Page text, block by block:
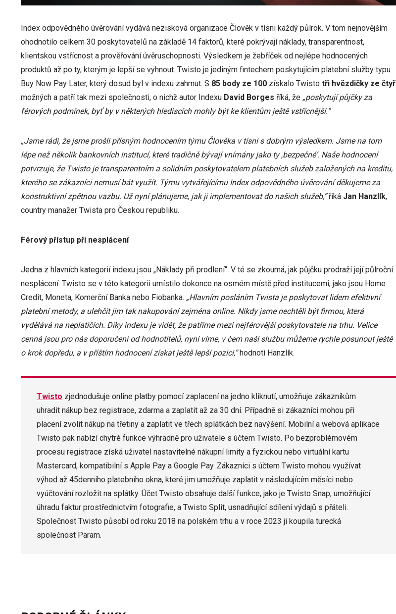
Index odpovědného úvěrování vydává nezisková organizace Člověk v tísni každý půlrok. V tom nejnovějším
ohodnotilo celkem 30 poskytovatelů na základě 14 faktorů, které pokrývají náklady, transparentnost,
klientskou vstřícnost a prověřování úvěruschopnosti. Výsledkem je žebříček od nejlépe hodnocených
produktů až po ty, kterým je lepší se vyhnout. Twisto je jediným fintechem poskytujícím platební služby typu
Buy Now Pay Later, který dosud byl v indexu zahrnut. S 85 body ze 100 získalo Twisto tři hvězdičky ze čtyř
možných a patří tak mezi společnosti, o nichž autor Indexu David Borges říká, že „poskytují půjčky za
férových podmínek, byť by v některých hlediscích mohly být ke klientům ještě vstřícnější.“
„Jsme rádi, že jsme prošli přísným hodnocením týmu Člověka v tísni s dobrým výsledkem. Jsme na tom
lépe než několik bankovních institucí, které tradičně bývají vnímány jako ty ‚bezpečné‘. Naše hodnocení
potvrzuje, že Twisto je transparentním a solidním poskytovatelem platebních služeb založených na kreditu,
kterého se zákazníci nemusí bát využít. Týmu vytvářejícímu Index odpovědného úvěrování děkujeme za
konstruktivní zpětnou vazbu. Už nyní plánujeme, jak ji implementovat do našich služeb,“říká Jan Hanzlík,
country manažer Twista pro Českou republiku.
Férový přístup při nesplácení
Jedna z hlavních kategorií indexu jsou „Náklady při prodlení“. V té se zkoumá, jak půjčku prodraží její půlroční
nesplácení. Twisto se v této kategorii umístilo dokonce na osmém místě před institucemi, jako jsou Home
Credit, Moneta, Komerční Banka nebo Fiobanka. „Hlavním posláním Twista je poskytovat lidem efektivní
platební metody, a ulehčit jim tak nakupování zejména online. Nikdy jsme nechtěli být firmou, která
vydělává na neplatičích. Díky indexu je vidět, že patříme mezi nejférovější poskytovatele na trhu. Velice
cenná jsou pro nás doporučení od hodnotitelů, nyní víme, v čem naši službu můžeme rychle posunout ještě
o krok dopředu, a v příštím hodnocení získat ještě lepší pozici,“hodnotí Hanzlík.
Twisto zjednodušuje online platby pomocí zaplacení na jedno kliknutí, umožňuje zákazníkům
uhradit nákup bez registrace, zdarma a zaplatit až za 30 dní. Případně si zákazníci mohou při
placení zvolit nákup na třetiny a zaplatit ve třech splátkách bez navýšení. Mobilní a webová aplikace
Twisto pak nabízí chytré funkce výhradně pro uživatele s účtem Twisto. Po bezproblémovém
procesu registrace získá uživatel nastavitelné nákupní limity a fyzickou nebo virtuální kartu
Mastercard, kompatibilní s Apple Pay a Google Pay. Zákazníci s účtem Twisto mohou využívat
výhod až 45denního platebního okna, které jim umožňuje zaplatit v následujícím měsíci nebo
vyúčtování rozložit na splátky. Účet Twisto obsahuje další funkce, jako je Twisto Snap, umožňující
úhradu faktur prostřednictvím fotografie, a Twisto Split, usnadňující sdílení výdajů s přáteli.
Společnost Twisto působí od roku 2018 na polském trhu a v roce 2023 ji koupila turecká
společnost Param.